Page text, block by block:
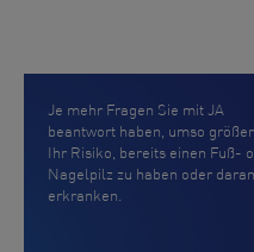
Je mehr Fragen Sie mit JA
beantwort haben, umso
Ihr Risiko, bereits einen Fuß-
Nagelpilz zu haben oder
erkranken.